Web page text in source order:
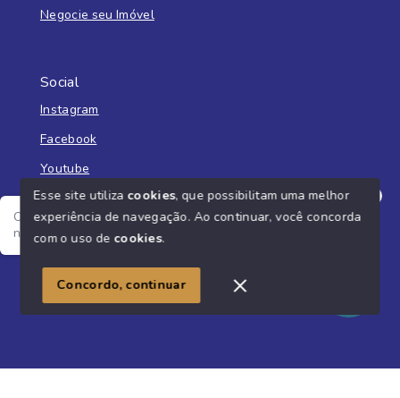
Negocie seu Imóvel
Social
Instagram
Facebook
Youtube
© Copyright 2026 - Imobiliária Liberato - Todos os direitos
SITE PARA IMOBILIARIA
Olá! Estamos disponíveis para te ajudar, me fala o seu
nome e o que você está buscando?
Esse site utiliza cookies, que possibilitam uma melhor
experiência de navegação. Ao continuar, você concorda
com o uso de cookies.
Concordo, continuar